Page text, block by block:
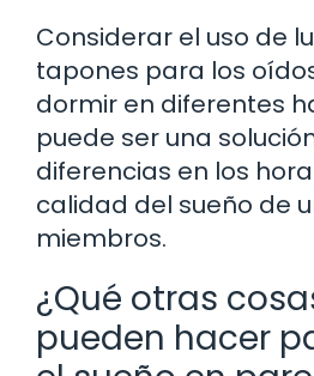
Considerar el uso de
tapones para los
dormir en diferentes
puede ser una
diferencias en los
calidad del sueño de
miembros.
¿Qué otras
pueden hacer